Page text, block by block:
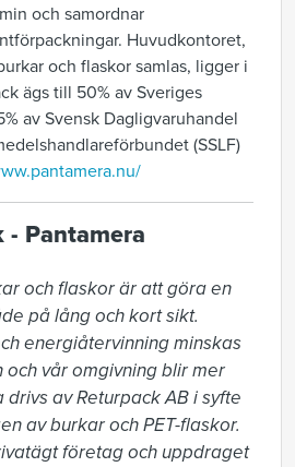
och samordnar
Huvudkontoret,
och flaskor samlas, ligger i
ägs till 50% av Sveriges
av Svensk Dagligvaruhandel
(SSLF)
- Pantamera
och flaskor är att göra en
på lång och kort sikt.
energiåtervinning minskas
vår omgivning blir mer
av Returpack AB i syfte
av burkar och PET-flaskor.
företag och uppdraget